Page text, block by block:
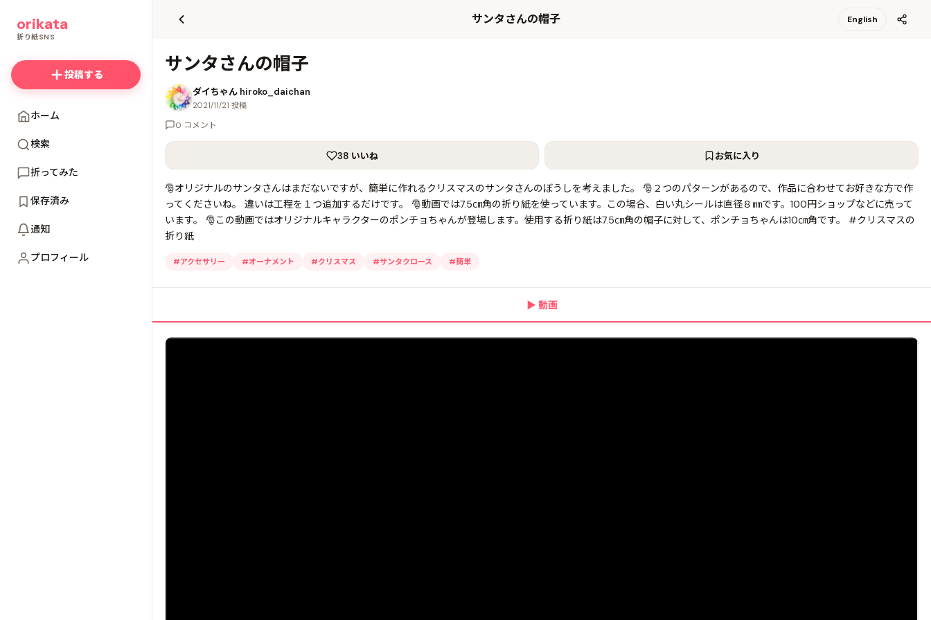
サンタさんの帽子 English
サンタさんの帽子
ダイちゃん hiroko_daichan
2021/11/21 投稿
0 コメント
38 いいね お気に入り
🎅オリジナルのサンタさんはまだないですが、簡単に作れるクリスマスのサンタさんのぼうしを考えました。 🎅２つのパターンがあるので、作品に合わせてお好きな方で作
ってくださいね。 違いは工程を１つ追加するだけです。 🎅動画では7.5㎝角の折り紙を使っています。この場合、白い丸シールは直径８㎜です。100円ショップなどに売って
います。 🎅この動画ではオリジナルキャラクターのポンチョちゃんが登場します。使用する折り紙は7.5㎝角の帽子に対して、ポンチョちゃんは10㎝角です。 #クリスマスの
折り紙
#アクセサリー #オーナメント #クリスマス #サンタクロース #簡単
▶ 動画
orikata
折り紙SNS
投稿する
ホーム
検索
折ってみた
保存済み
通知
プロフィール